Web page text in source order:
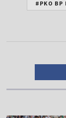
#PKO BP